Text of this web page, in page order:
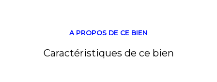
Conditions financ ières :
-Honoraires de 6% du prix de vente HT à la charge du
A PROPOS DE CE BIEN
Caractéristiques de ce bien